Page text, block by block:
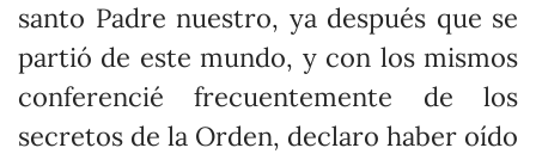
santo Padre nuestro, ya después que se
partió de este mundo, y con los mismos
conferencié frecuentemente de los
secretos de la Orden, declaro haber oído